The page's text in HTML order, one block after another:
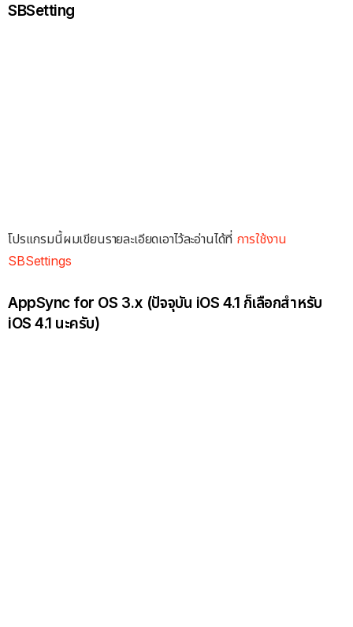
SBSetting
โปรแกรมนี้ผมเขียนรายละเอียดเอาไว้ละอ่านได้ที่ การใช้งาน
SBSettings
AppSync for OS 3.x (ปัจจุบัน iOS 4.1 ก็เลือกสำหรับ
iOS 4.1 นะครับ)